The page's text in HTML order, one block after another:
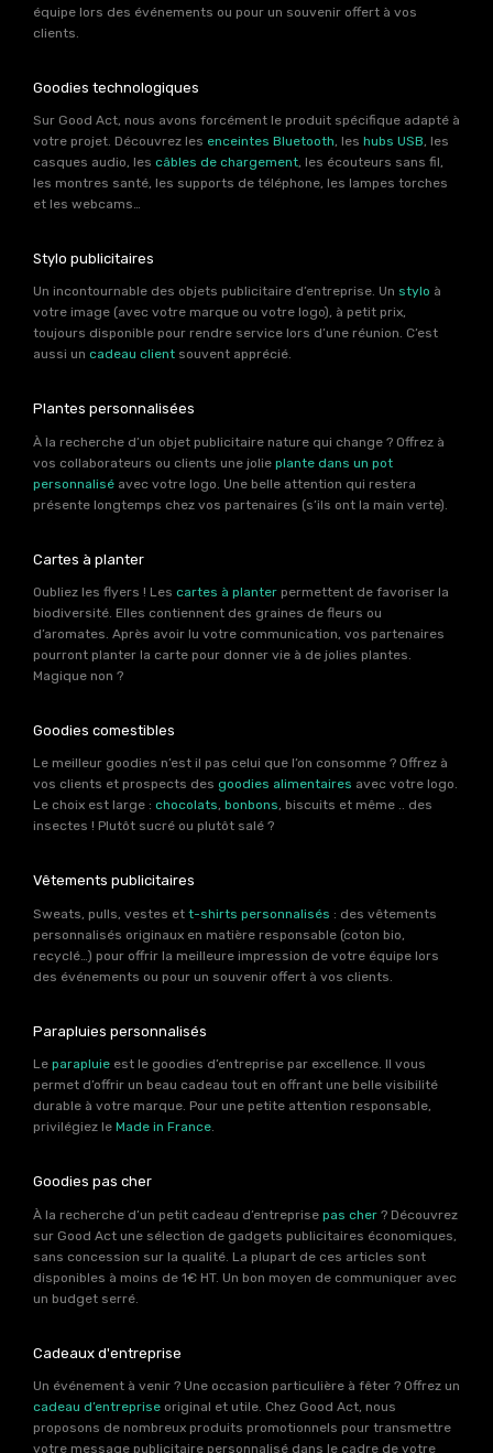
équipe lors des événements ou pour un souvenir offert à vos
clients.
Goodies technologiques
Sur Good Act, nous avons forcément le produit spécifique adapté à
votre projet. Découvrez les enceintes Bluetooth, les hubs USB, les
casques audio, les câbles de chargement, les écouteurs sans fil,
les montres santé, les supports de téléphone, les lampes torches
et les webcams…
Stylo publicitaires
Un incontournable des objets publicitaire d’entreprise. Un stylo à
votre image (avec votre marque ou votre logo), à petit prix,
toujours disponible pour rendre service lors d’une réunion. C’est
aussi un cadeau client souvent apprécié.
Plantes personnalisées
À la recherche d’un objet publicitaire nature qui change ? Offrez à
vos collaborateurs ou clients une jolie plante dans un pot
personnalisé avec votre logo. Une belle attention qui restera
présente longtemps chez vos partenaires (s’ils ont la main verte).
Cartes à planter
Oubliez les flyers ! Les cartes à planter permettent de favoriser la
biodiversité. Elles contiennent des graines de fleurs ou
d’aromates. Après avoir lu votre communication, vos partenaires
pourront planter la carte pour donner vie à de jolies plantes.
Magique non ?
Goodies comestibles
Le meilleur goodies n’est il pas celui que l’on consomme ? Offrez à
vos clients et prospects des goodies alimentaires avec votre logo.
Le choix est large : chocolats, bonbons, biscuits et même .. des
insectes ! Plutôt sucré ou plutôt salé ?
Vêtements publicitaires
Sweats, pulls, vestes et t-shirts personnalisés : des vêtements
personnalisés originaux en matière responsable (coton bio,
recyclé…) pour offrir la meilleure impression de votre équipe lors
des événements ou pour un souvenir offert à vos clients.
Parapluies personnalisés
Le parapluie est le goodies d’entreprise par excellence. Il vous
permet d’offrir un beau cadeau tout en offrant une belle visibilité
durable à votre marque. Pour une petite attention responsable,
privilégiez le Made in France.
Goodies pas cher
À la recherche d’un petit cadeau d’entreprise pas cher ? Découvrez
sur Good Act une sélection de gadgets publicitaires économiques,
sans concession sur la qualité. La plupart de ces articles sont
disponibles à moins de 1€ HT. Un bon moyen de communiquer avec
un budget serré.
Cadeaux d'entreprise
Un événement à venir ? Une occasion particulière à fêter ? Offrez un
cadeau d’entreprise original et utile. Chez Good Act, nous
proposons de nombreux produits promotionnels pour transmettre
votre message publicitaire personnalisé dans le cadre de votre